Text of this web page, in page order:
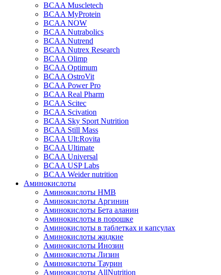
BCAA Muscletech
BCAA MyProtein
BCAA NOW
BCAA Nutrabolics
BCAA Nutrend
BCAA Nutrex Research
BCAA Olimp
BCAA Optimum
BCAA OstroVit
BCAA Power Pro
BCAA Real Pharm
BCAA Scitec
BCAA Scivation
BCAA Sky Sport Nutrition
BCAA Still Mass
BCAA Ult:Rovita
BCAA Ultimate
BCAA Universal
BCAA USP Labs
BCAA Weider nutrition
Аминокислоты
Аминокислоты HMB
Аминокислоты Аргинин
Аминокислоты Бета аланин
Аминокислоты в порошке
Аминокислоты в таблетках и капсулах
Аминокислоты жидкие
Аминокислоты Инозин
Аминокислоты Лизин
Аминокислоты Таурин
Аминокислоты AllNutrition